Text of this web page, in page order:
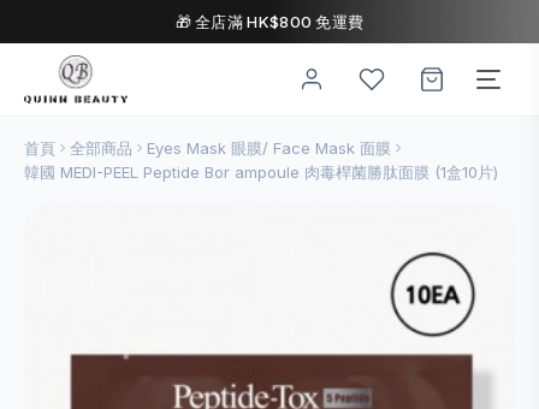
🎁 全店滿 HK$800 免運費
首頁 全部商品
Eyes Mask 眼膜/ Face Mask 面膜
韓國 MEDI-PEEL Peptide Bor ampoule 肉毒桿菌勝肽面膜 (1盒10片)